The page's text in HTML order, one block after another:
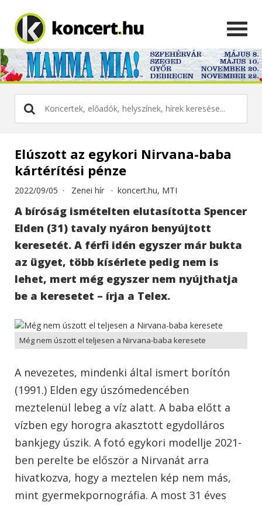
Elúszott az egykori Nirvana-baba
kártérítési pénze
2022/09/05 · Zenei hír · koncert.hu, MTI
A bíróság ismételten elutasította Spencer
Elden (31) tavaly nyáron benyújtott
keresetét. A férfi idén egyszer már bukta
az ügyet, több kísérlete pedig nem is
lehet, mert még egyszer nem nyújthatja
be a keresetet – írja a Telex.
Még nem úszott el teljesen a Nirvana-baba keresete
A nevezetes, mindenki által ismert borítón
(1991.) Elden egy úszómedencében
meztelenül lebeg a víz alatt. A baba előtt a
vízben egy horogra akasztott egydolláros
bankjegy úszik. A fotó egykori modellje 2021-
ben perelte be először a Nirvanát arra
hivatkozva, hogy a meztelen kép nem más,
mint gyermekpornográfia. A most 31 éves